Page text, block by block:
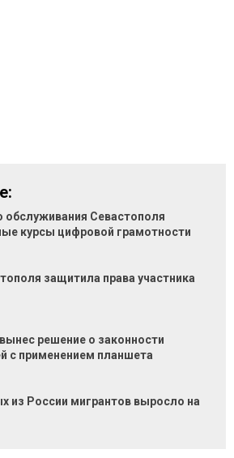
обслуживания Севастополя
курсы цифровой грамотности
защитила права участника
решение о законности
с применением планшета
из России мигрантов выросло на